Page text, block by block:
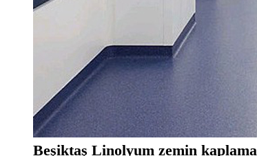
Beşiktaş Linolyum zemin kaplama